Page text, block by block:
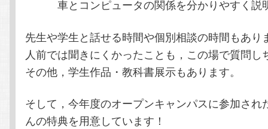
車とコンピュータの関係を分かりやすく説
先生や学生と話せる時間や個別相談の時間もあり
人前では聞きにくかったことも，この場で質問し
その他，学生作品・教科書展示もあります。
そして，今年度のオープンキャンパスに参加され
んの特典を用意しています！